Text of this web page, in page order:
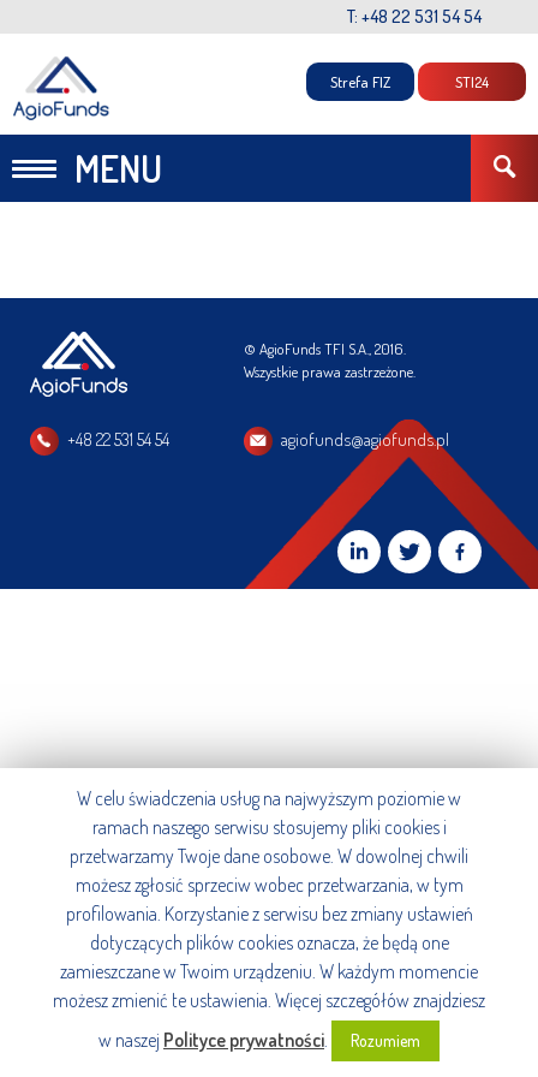
T: +48 22 531 54 54
MENU
Strefa FIZ STI24
© AgioFunds TFI S.A., 2016.
Wszystkie prawa zastrzeżone.
+48 22 531 54 54 agiofunds@agiofunds.pl
W celu świadczenia usług na najwyższym poziomie w
ramach naszego serwisu stosujemy pliki cookies i
przetwarzamy Twoje dane osobowe. W dowolnej chwili
możesz zgłosić sprzeciw wobec przetwarzania, w tym
profilowania. Korzystanie z serwisu bez zmiany ustawień
dotyczących plików cookies oznacza, że będą one
zamieszczane w Twoim urządzeniu. W każdym momencie
możesz zmienić te ustawienia. Więcej szczegółów znajdziesz
w naszej Polityce prywatności. Rozumiem